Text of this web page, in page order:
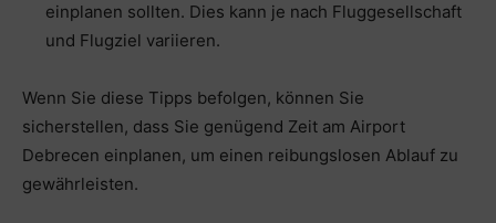
einplanen sollten. Dies kann je nach Fluggesellschaft
und Flugziel variieren.
Wenn Sie diese Tipps befolgen, können Sie
sicherstellen, dass Sie genügend Zeit am Airport
Debrecen einplanen, um einen reibungslosen Ablauf zu
gewährleisten.